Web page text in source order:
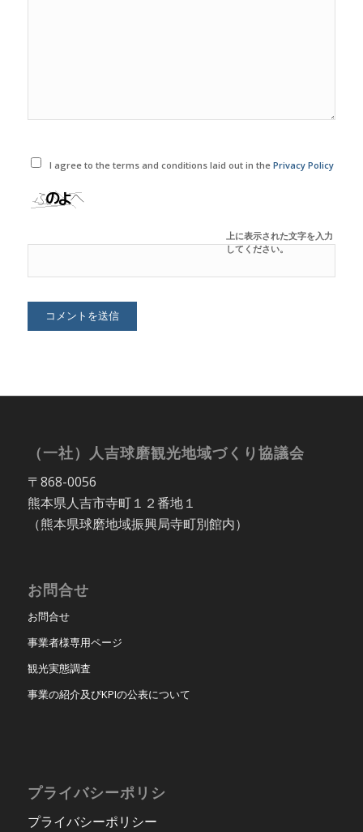
I agree to the terms and conditions laid out in thePrivacy Policy
上に表示された文字を入力
してください。
（一社）人吉球磨観光地域づくり協議会
〒868-0056
熊本県人吉市寺町１２番地１
（熊本県球磨地域振興局寺町別館内）
お問合せ
お問合せ
事業者様専用ページ
観光実態調査
事業の紹介及びKPIの公表について
プライバシーポリシ
プライバシーポリシー